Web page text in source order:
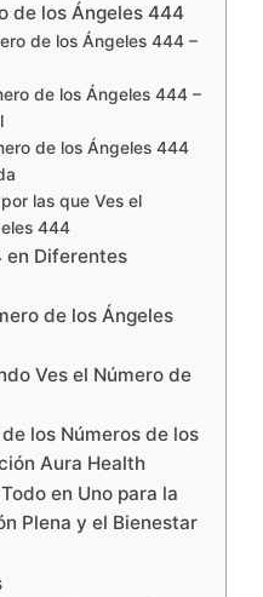
de los Ángeles 444
de los Ángeles 444 –
de los Ángeles 444 –
de los Ángeles 444
las que Ves el
444
en Diferentes
de los Ángeles
Ves el Número de
los Números de los
Aura Health
en Uno para la
Plena y el Bienestar